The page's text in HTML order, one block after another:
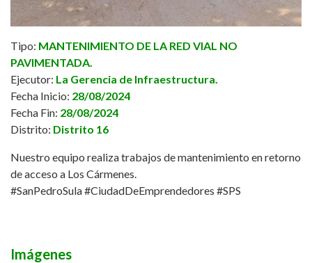
Tipo: MANTENIMIENTO DE LA RED VIAL NO
PAVIMENTADA.
Ejecutor: La Gerencia de Infraestructura.
Fecha Inicio: 28/08/2024
Fecha Fin: 28/08/2024
Distrito: Distrito 16
Nuestro equipo realiza trabajos de mantenimiento en retorno
de acceso a Los Cármenes.
#SanPedroSula#CiudadDeEmprendedores #SPS
Imágenes